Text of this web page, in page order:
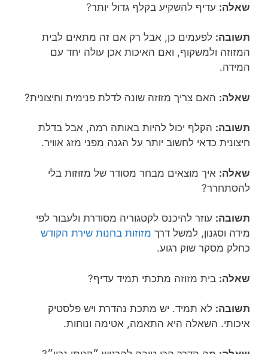
שאלה: עדיף להשקיע בקלף גדול יותר?
תשובה: לפעמים כן, אבל רק אם זה מתאים לבית
המזוזה ולמשקוף, ואם האיכות אכן עולה יחד עם
המידה.
שאלה: האם צריך מזוזה שונה לדלת פנימית וחיצונית?
תשובה: הקלף יכול להיות באותה רמה, אבל בדלת
חיצונית כדאי לחשוב יותר על הגנה מפני מזג אוויר.
שאלה: איך מוצאים מבחר מסודר של מזוזות בלי
להסתחרר?
תשובה: עוזר להיכנס לקטגוריה מסודרת ולעבור לפי
מידה וסגנון, למשל דרך מזוזות בחנות שירת הקודש
כחלק מסקר שוק רגוע.
שאלה: בית מזוזה מתכתי תמיד עדיף?
תשובה: לא תמיד. יש מתכת נהדרת ויש פלסטיק
איכותי. השאלה היא התאמה, אטימה ונוחות.